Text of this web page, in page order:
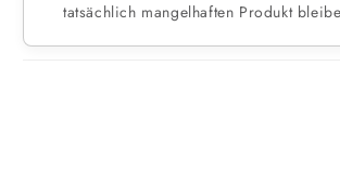
tatsächlich mangelhaften Produkt